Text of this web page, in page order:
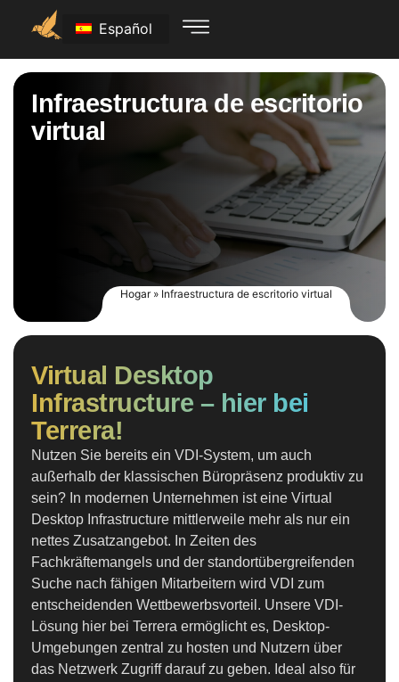
Español
Infraestructura de escritorio
virtual
Hogar» Infraestructura de escritorio virtual
Virtual Desktop
Infrastructure – hier bei
Terrera!
Nutzen Sie bereits ein VDI-System, um auch
außerhalb der klassischen Büropräsenz produktiv zu
sein? In modernen Unternehmen ist eine Virtual
Desktop Infrastructure mittlerweile mehr als nur ein
nettes Zusatzangebot. In Zeiten des
Fachkräftemangels und der standortübergreifenden
Suche nach fähigen Mitarbeitern wird VDI zum
entscheidenden Wettbewerbsvorteil. Unsere VDI-
Lösung hier bei Terrera ermöglicht es, Desktop-
Umgebungen zentral zu hosten und Nutzern über
das Netzwerk Zugriff darauf zu geben. Ideal also für